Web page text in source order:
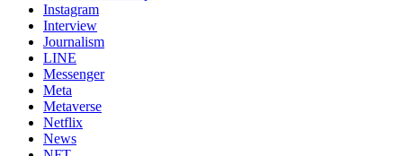
Instagram
Interview
Journalism
LINE
Messenger
Meta
Metaverse
Netflix
News